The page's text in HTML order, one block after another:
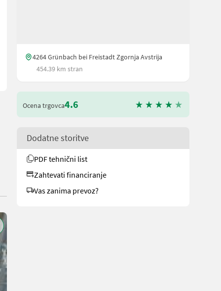
Reihen Zinken, 1 Reihe Maulwurfhaufen- Abscherschienen,
4264 Grünbach bei Freistadt Zgornja Avstrija
454.39 km stran
Ocena trgovca4.6
Dodatne storitve
PDF tehnični list
Zahtevati financiranje
Vas zanima prevoz?